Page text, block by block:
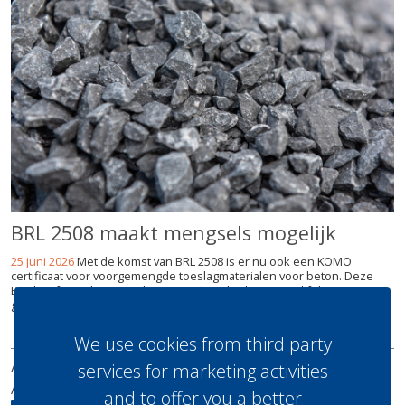
We use cookies from third party
services for marketing activities
and to offer you a better
BRL 2508 maakt mengsels mogelijk
25 juni 2026Met de komst van BRL 2508 is er nu ook een KOMO
certificaat voor voorgemengde toeslagmaterialen voor beton. Deze
BRL heeft een lange aanloopperiode gehad en is eind februari 2026
gepubliceerd.
ABONNEREN ADVERTEREN UITGAVES
REDACTIE
ADRES